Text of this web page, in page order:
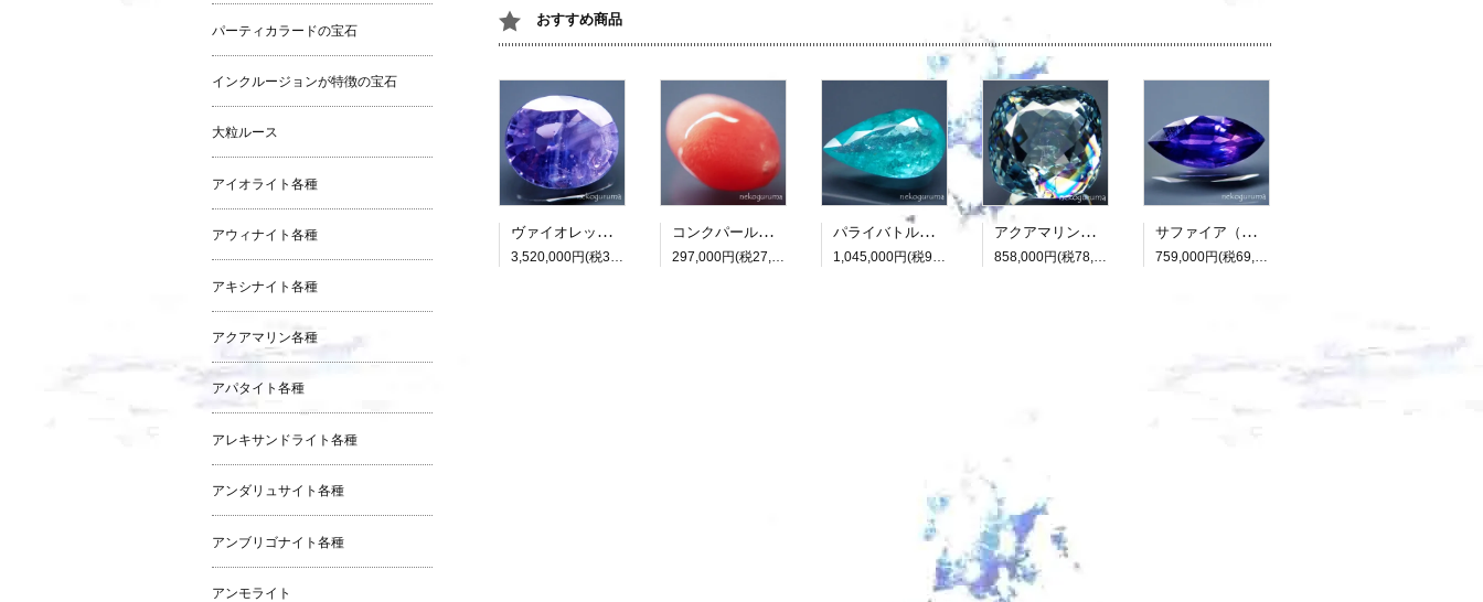
おすすめ商品
ヴァイオレットサファイア：7.418ct（非加熱：中宝研鑑別書付属）
3,520,000円(税320,000円)
コンクパール：0.990ct（中央宝石研究所鑑別書付属）
297,000円(税27,000円)
パライバトルマリン：3.482ct（中央宝石研究所鑑別書付属）
1,045,000円(税95,000円)
アクアマリン（光彩効果）：15.893ct（中央宝石研究所鑑別書付属）
858,000円(税78,000円)
サファイア（パーティカラード）：2.136ct（非加熱：中宝研鑑別書付属）
759,000円(税69,000円)
パーティカラードの宝石
インクルージョンが特徴の宝石
大粒ルース
アイオライト各種
アウィナイト各種
アキシナイト各種
アクアマリン各種
アパタイト各種
アレキサンドライト各種
アンダリュサイト各種
アンブリゴナイト各種
アンモライト